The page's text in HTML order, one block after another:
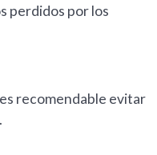
perdidos por los
recomendable evitar